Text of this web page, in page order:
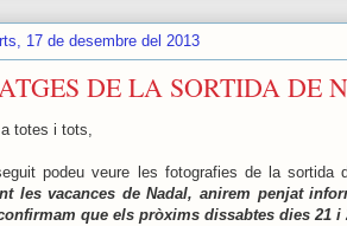
17 de desembre del 2013
DE LA SORTIDA DE
a totes i tots,
podeu veure les fotografies de la sortida
les vacances de Nadal, anirem penjat
que els pròxims dissabtes dies 21 i